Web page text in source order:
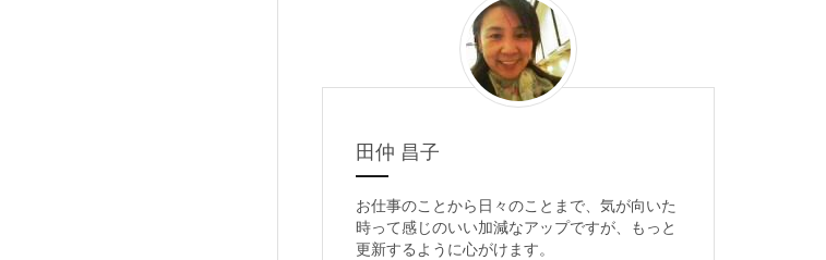
田仲 昌子
お仕事のことから日々のことまで、気が向いた
時って感じのいい加減なアップですが、もっと
更新するように心がけます。